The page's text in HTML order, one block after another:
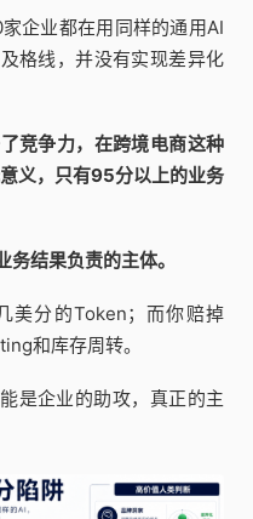
企业都在用同样的通用AI
格线，并没有实现差异化
竞争力，在跨境电商这种
义，只有95分以上的业务
结果负责的主体。
美分的Token；而你赔掉
和库存周转。
是企业的助攻，真正的主